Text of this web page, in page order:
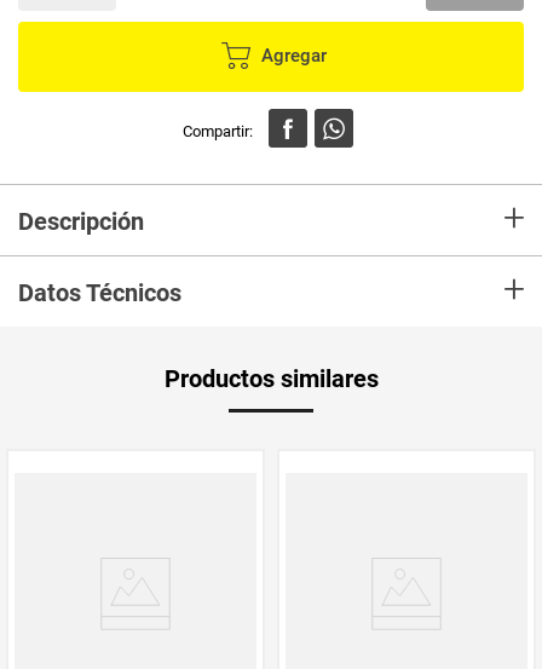
Agregar
Descripción +
Datos Técnicos +
Productos similares